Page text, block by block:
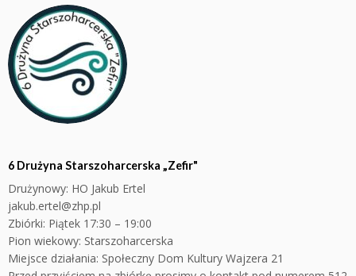
6 Drużyna Starszoharcerska „Zefir"
Drużynowy: HO Jakub Ertel
jakub.ertel@zhp.pl
Zbiórki: Piątek 17:30 – 19:00
Pion wiekowy: Starszoharcerska
Miejsce działania: Społeczny Dom Kultury Wajzera 21